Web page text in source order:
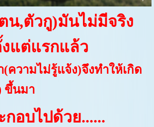
น,ตัวกู)มันไม่มีจริง
แต่แรกแล้ว
(ความไม่รู้แจ้ง)จึงทำให้เกิด
ขึ้นมา
อบไปด้วย......